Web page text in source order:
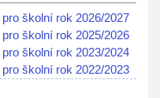
školní rok 2026/2027
školní rok 2025/2026
školní rok 2023/2024
školní rok 2022/2023